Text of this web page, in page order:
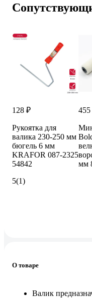
128 ₽
Рукоятка для
валика 230-250 мм
бюгель 6 мм
KRAFOR 087-2325
54842
5(1)
мм
О товаре
Валик